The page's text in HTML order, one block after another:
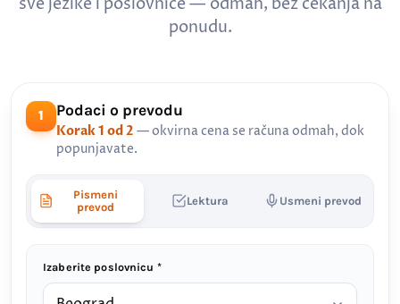
sve jezike i poslovnice — odmah, bez čekanja na
ponudu.
1 Podaci o prevodu
Korak 1 od 2 — okvirna cena se računa odmah, dok
popunjavate.
Pismeni
prevod
Lektura Usmeni prevod
Izaberite poslovnicu *